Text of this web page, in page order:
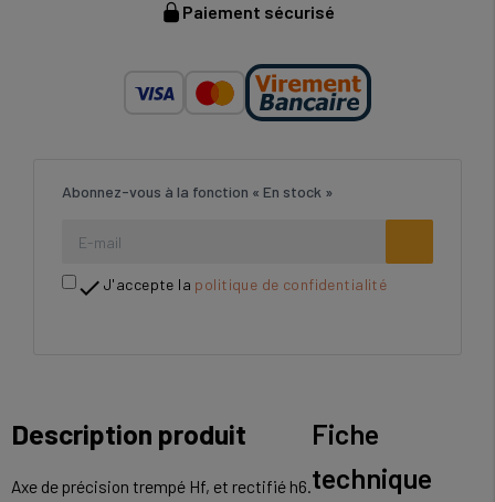
Paiement sécurisé
Abonnez-vous à la fonction « En stock »
 J'accepte la politique de confidentialité
Description produit
Axe de précision trempé Hf, et rectifié h6.
Fiche
technique